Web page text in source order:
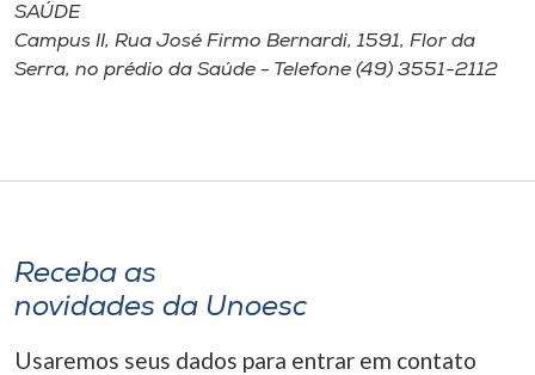
SAÚDE
Campus II, Rua José Firmo Bernardi, 1591, Flor da
Serra, no prédio da Saúde - Telefone (49) 3551-2112
Receba as
novidades da Unoesc
Usaremos seus dados para entrar em contato